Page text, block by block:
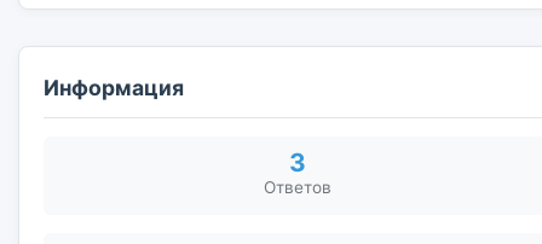
Информация
3
Ответов